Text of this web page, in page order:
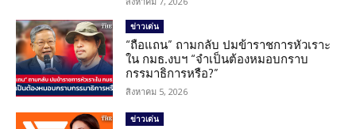
ข่าวเด่น
“ถือแถน” ถามกลับ ปมข้าราชการหัวเราะ
ใน กมธ.งบฯ “จำเป็นต้องหมอบกราบ
กรรมาธิการหรือ?”
สิงหาคม 5, 2026
ข่าวเด่น